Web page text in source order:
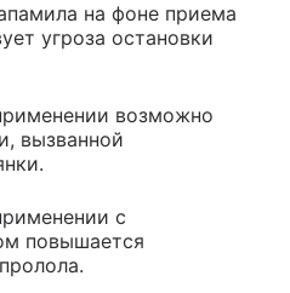
на фоне приема
угроза остановки
возможно
вызванной
с
повышается